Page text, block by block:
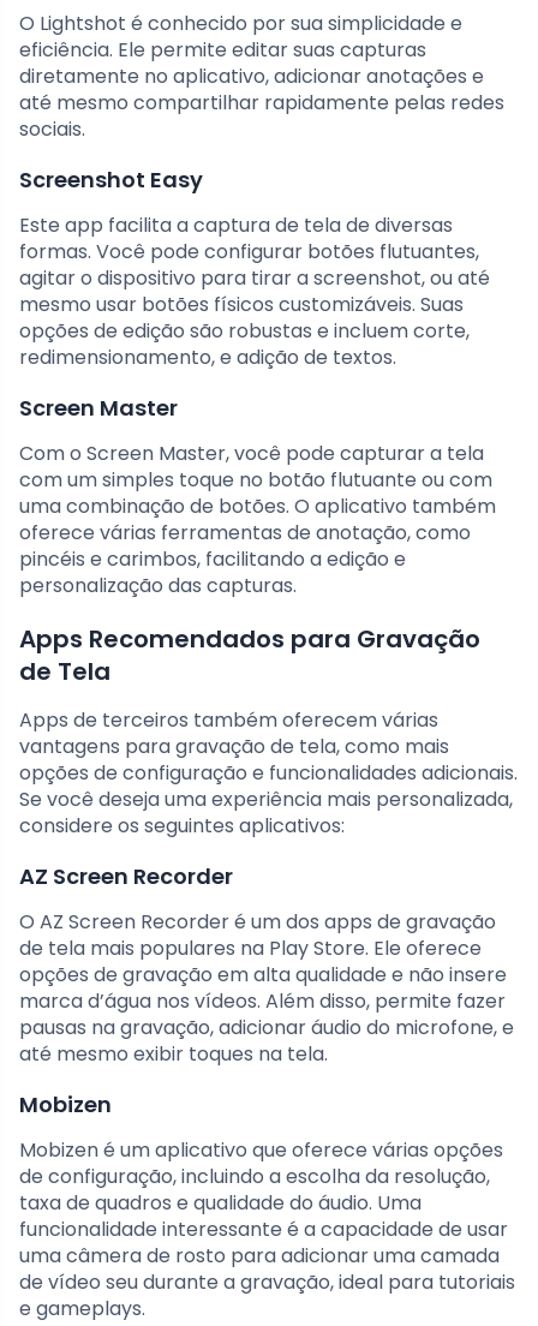
O Lightshot é conhecido por sua simplicidade e
eficiência. Ele permite editar suas capturas
diretamente no aplicativo, adicionar anotações e
até mesmo compartilhar rapidamente pelas redes
sociais.
Screenshot Easy
Este app facilita a captura de tela de diversas
formas. Você pode configurar botões flutuantes,
agitar o dispositivo para tirar a screenshot, ou até
mesmo usar botões físicos customizáveis. Suas
opções de edição são robustas e incluem corte,
redimensionamento, e adição de textos.
Screen Master
Com o Screen Master, você pode capturar a tela
com um simples toque no botão flutuante ou com
uma combinação de botões. O aplicativo também
oferece várias ferramentas de anotação, como
pincéis e carimbos, facilitando a edição e
personalização das capturas.
Apps Recomendados para Gravação
de Tela
Apps de terceiros também oferecem várias
vantagens para gravação de tela, como mais
opções de configuração e funcionalidades adicionais.
Se você deseja uma experiência mais personalizada,
considere os seguintes aplicativos:
AZ Screen Recorder
O AZ Screen Recorder é um dos apps de gravação
de tela mais populares na Play Store. Ele oferece
opções de gravação em alta qualidade e não insere
marca d’água nos vídeos. Além disso, permite fazer
pausas na gravação, adicionar áudio do microfone, e
até mesmo exibir toques na tela.
Mobizen
Mobizen é um aplicativo que oferece várias opções
de configuração, incluindo a escolha da resolução,
taxa de quadros e qualidade do áudio. Uma
funcionalidade interessante é a capacidade de usar
uma câmera de rosto para adicionar uma camada
de vídeo seu durante a gravação, ideal para tutoriais
e gameplays.